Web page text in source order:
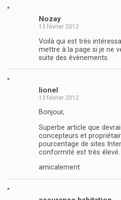
"
Nozay
13 février 2012
Voilà qui est très
mettre à la page si je ne
suite des évènements.
"
lionel
13 février 2012
Bonjour,
Superbe article que
concepteurs et
pourcentage de sites
conformité est très élevé.
amicalement
"